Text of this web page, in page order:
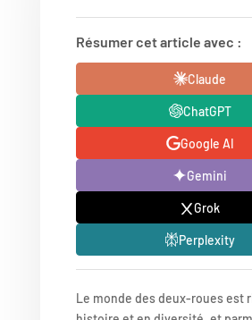
Résumer cet article avec :
Claude
ChatGPT
Google AI
Gemini
Grok
Perplexity
Le monde des deux-roues est